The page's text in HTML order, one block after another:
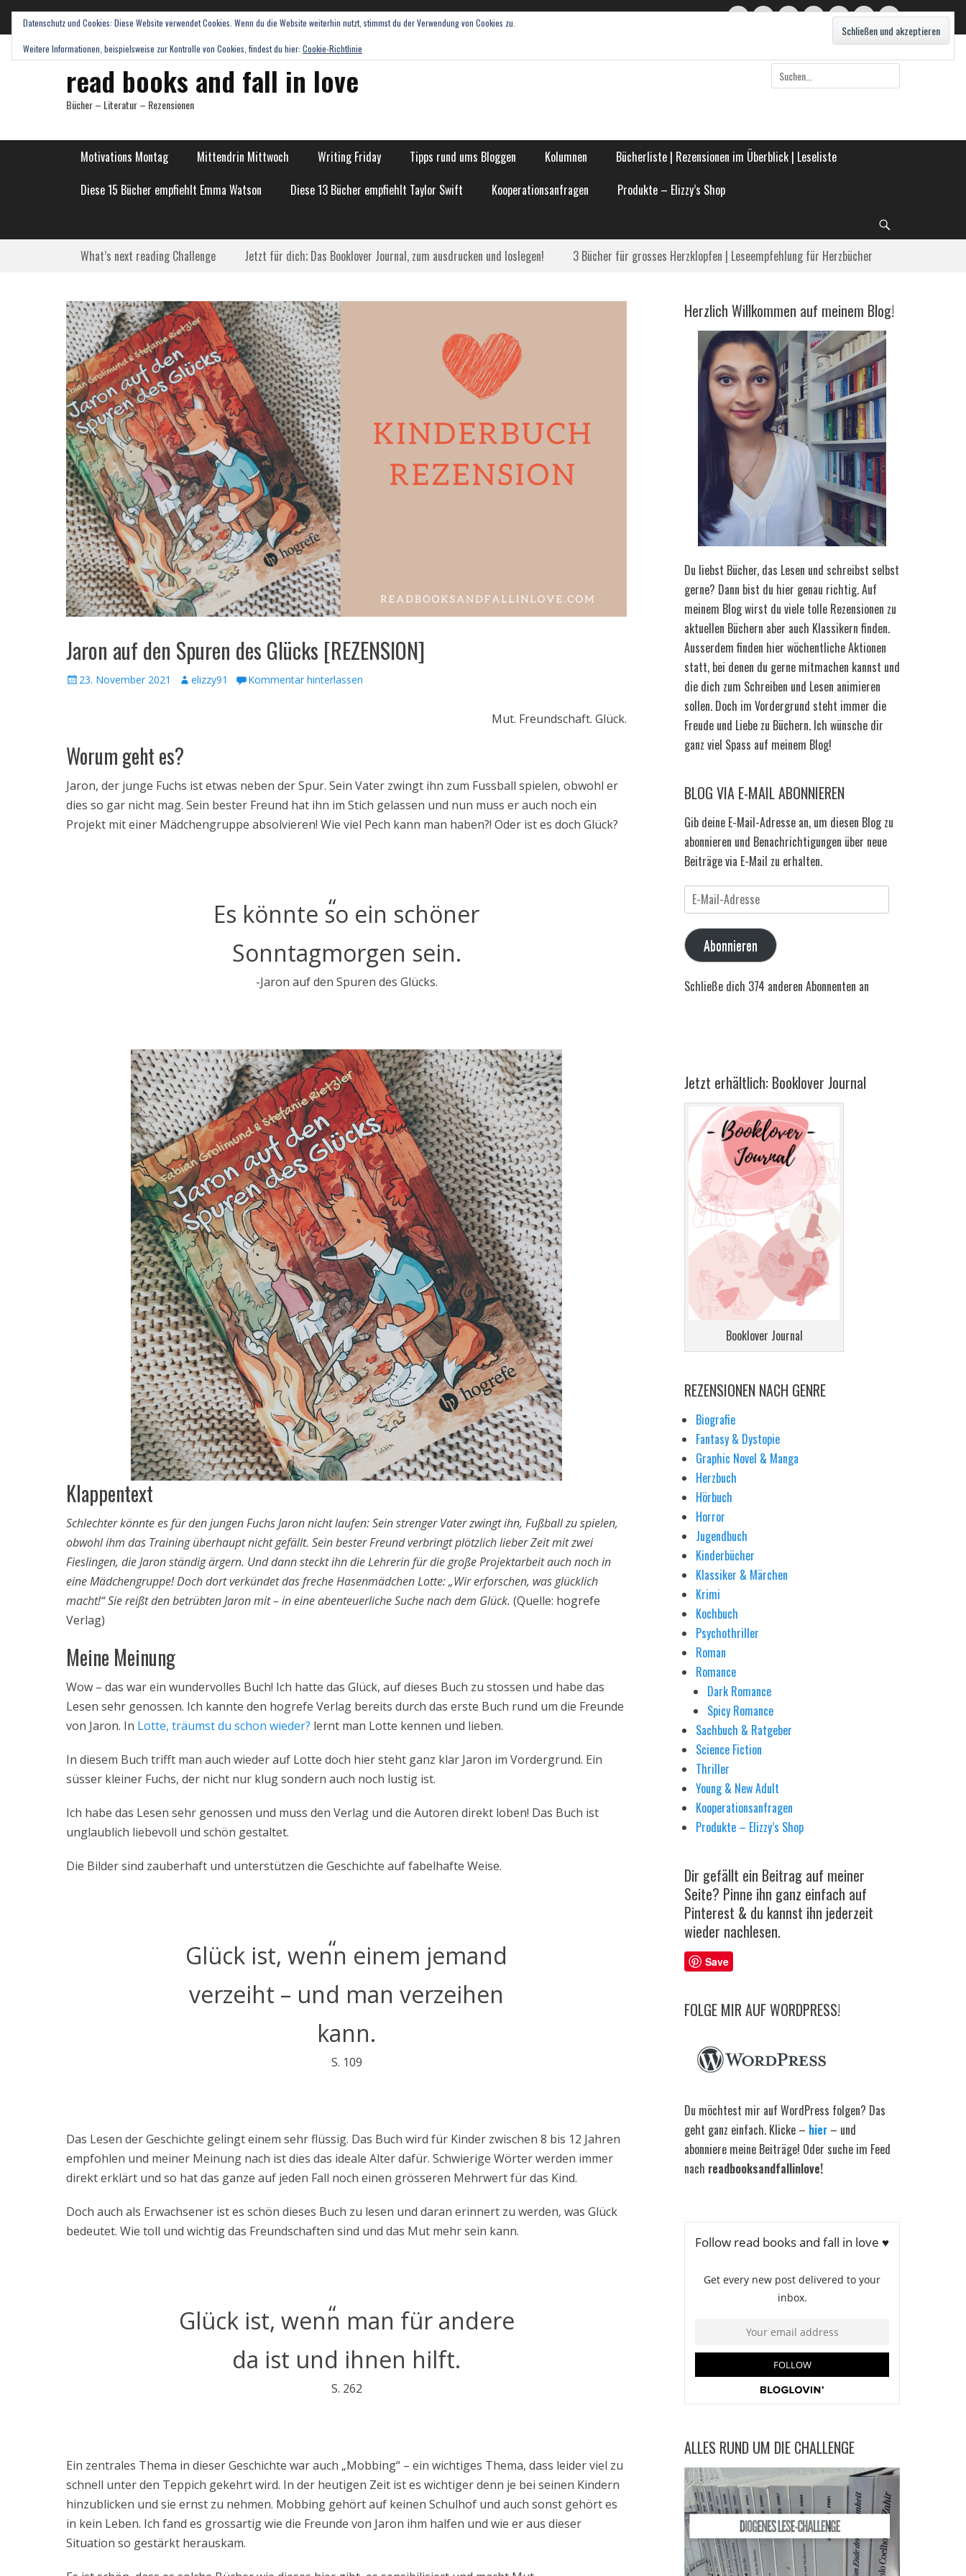
WordPress
PinterestInstagramWebseite
read books and fall in love
Bücher – Literatur – Rezensionen
Suche
nach:
Hauptmenü
Weiter
Inhalt
Motivations Montag Mittendrin Mittwoch Writing Friday Tipps rund ums Bloggen Kolumnen
Bücherliste | Rezensionen im Überblick | Leseliste
Diese 15 Bücher empfiehlt Emma Watson
Diese 13 Bücher empfiehlt Taylor Swift Kooperationsanfragen Produkte – Elizzy’s Shop
Submenü
Weiter
What’s next reading Challenge Jetzt für dich; Das Booklover Journal, zum ausdrucken und loslegen! 3 Bücher für grosses Herzklopfen | Leseempfehlung für Herzbücher
Jaron auf den Spuren des Glücks [REZENSION]
Veröffentlicht
23. November 2021 Autorelizzy91 Kommentar hinterlassen
Mut. Freundschaft. Glück.
Worum geht es?
Jaron, der junge Fuchs ist etwas neben der Spur. Sein Vater zwingt ihn zum Fussball spielen, obwohl er
dies so gar nicht mag. Sein bester Freund hat ihn im Stich gelassen und nun muss er auch noch ein
Projekt mit einer Mädchengruppe absolvieren! Wie viel Pech kann man haben?! Oder ist es doch Glück?
Es könnte so ein schöner
Sonntagmorgen sein.
-Jaron auf den Spuren des Glücks.
Klappentext
Schlechter könnte es für den jungen Fuchs Jaron nicht laufen: Sein strenger Vater zwingt ihn, Fußball zu spielen,
obwohl ihm das Training überhaupt nicht gefällt. Sein bester Freund verbringt plötzlich lieber Zeit mit zwei
Fieslingen, die Jaron ständig ärgern. Und dann steckt ihn die Lehrerin für die große Projektarbeit auch noch in
eine Mädchengruppe! Doch dort verkündet das freche Hasenmädchen Lotte: „Wir erforschen, was glücklich
macht!“ Sie reißt den betrübten Jaron mit – in eine abenteuerliche Suche nach dem Glück. (Quelle: hogrefe
Verlag)
Meine Meinung
Wow – das war ein wundervolles Buch! Ich hatte das Glück, auf dieses Buch zu stossen und habe das
Lesen sehr genossen. Ich kannte den hogrefe Verlag bereits durch das erste Buch rund um die Freunde
von Jaron. In Lotte, träumst du schon wieder? lernt man Lotte kennen und lieben.
In diesem Buch trifft man auch wieder auf Lotte doch hier steht ganz klar Jaron im Vordergrund. Ein
süsser kleiner Fuchs, der nicht nur klug sondern auch noch lustig ist.
Ich habe das Lesen sehr genossen und muss den Verlag und die Autoren direkt loben! Das Buch ist
unglaublich liebevoll und schön gestaltet.
Die Bilder sind zauberhaft und unterstützen die Geschichte auf fabelhafte Weise.
Glück ist, wenn einem jemand
verzeiht – und man verzeihen
kann.
S. 109
Das Lesen der Geschichte gelingt einem sehr flüssig. Das Buch wird für Kinder zwischen 8 bis 12 Jahren
empfohlen und meiner Meinung nach ist dies das ideale Alter dafür. Schwierige Wörter werden immer
direkt erklärt und so hat das ganze auf jeden Fall noch einen grösseren Mehrwert für das Kind.
Doch auch als Erwachsener ist es schön dieses Buch zu lesen und daran erinnert zu werden, was Glück
bedeutet. Wie toll und wichtig das Freundschaften sind und das Mut mehr sein kann.
Glück ist, wenn man für andere
da ist und ihnen hilft.
S. 262
Ein zentrales Thema in dieser Geschichte war auch „Mobbing“ – ein wichtiges Thema, dass leider viel zu
schnell unter den Teppich gekehrt wird. In der heutigen Zeit ist es wichtiger denn je bei seinen Kindern
hinzublicken und sie ernst zu nehmen. Mobbing gehört auf keinen Schulhof und auch sonst gehört es
in kein Leben. Ich fand es grossartig wie die Freunde von Jaron ihm halfen und wie er aus dieser
Situation so gestärkt herauskam.
Herzlich Willkommen auf meinem Blog!
Du liebst Bücher, das Lesen und schreibst selbst
gerne? Dann bist du hier genau richtig. Auf
meinem Blog wirst du viele tolle Rezensionen zu
aktuellen Büchern aber auch Klassikern finden.
Ausserdem finden hier wöchentliche Aktionen
statt, bei denen du gerne mitmachen kannst und
die dich zum Schreiben und Lesen animieren
sollen. Doch im Vordergrund steht immer die
Freude und Liebe zu Büchern. Ich wünsche dir
ganz viel Spass auf meinem Blog!
BLOG VIA E-MAIL ABONNIEREN
Gib deine E-Mail-Adresse an, um diesen Blog zu
abonnieren und Benachrichtigungen über neue
Beiträge via E-Mail zu erhalten.
Mail-
Adresse
Abonnieren
Schließe dich 374 anderen Abonnenten an
Jetzt erhältlich: Booklover Journal
Booklover Journal
REZENSIONEN NACH GENRE
Biografie
Fantasy & Dystopie
Graphic Novel & Manga
Herzbuch
Hörbuch
Horror
Jugendbuch
Kinderbücher
Klassiker & Märchen
Krimi
Kochbuch
Psychothriller
Roman
Romance
Dark Romance
Spicy Romance
Sachbuch & Ratgeber
Science Fiction
Thriller
Young & New Adult
Kooperationsanfragen
Produkte – Elizzy’s Shop
Dir gefällt ein Beitrag auf meiner
Seite? Pinne ihn ganz einfach auf
Pinterest & du kannst ihn jederzeit
wieder nachlesen.
Save
FOLGE MIR AUF WORDPRESS!
Du möchtest mir auf WordPress folgen? Das
geht ganz einfach. Klicke – hier – und
abonniere meine Beiträge! Oder suche im Feed
nach readbooksandfallinlove!
ALLES RUND UM DIE CHALLENGE
Datenschutz und Cookies: Diese Website verwendet Cookies. Wenn du die Website weiterhin nutzt, stimmst du der Verwendung von Cookies zu.
Weitere Informationen, beispielsweise zur Kontrolle von Cookies, findest du hier: Cookie-Richtlinie